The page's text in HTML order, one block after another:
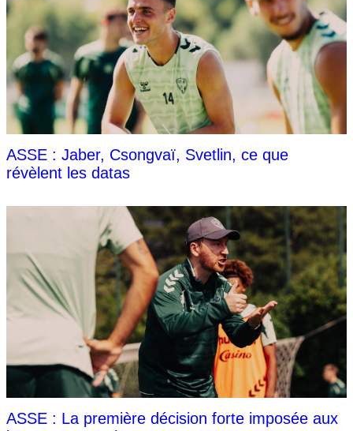
ASSE : Jaber, Csongvaï, Svetlin, ce que
révèlent les datas
ASSE : La première décision forte imposée aux